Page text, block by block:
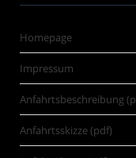
Homepage
Impressum
Anfahrtsbeschreibung
Anfahrtsskizze (pdf)